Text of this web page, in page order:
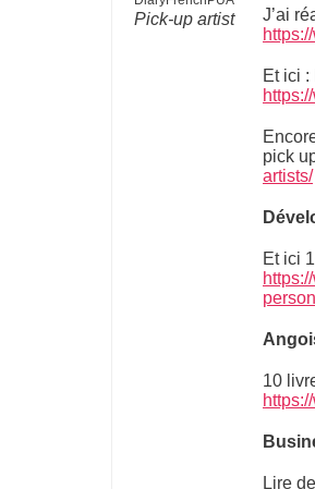
Pick-up artist
J’ai
Et ici
pick
artists/
Et ici
10
Lire